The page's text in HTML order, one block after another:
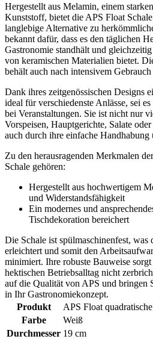
Hergestellt aus Melamin, einem
Kunststoff, bietet die APS Float
langlebige Alternative zu
bekannt dafür, dass es den täglichen
Gastronomie standhält und
von keramischen Materialien bietet.
behält auch nach intensivem
Dank ihres zeitgenössischen Designs
ideal für verschiedenste Anlässe, sei
bei Veranstaltungen. Sie ist nicht nur
Vorspeisen, Hauptgerichte, Salate
auch durch ihre einfache Handhabung
Zu den herausragenden Merkmalen
Schale gehören:
Hergestellt aus hochwertigem
und Widerstandsfähigkeit
Ein modernes und
Tischdekoration bereichert
Die Schale ist spülmaschinenfest,
erleichtert und somit den
minimiert. Ihre robuste Bauweise
hektischen Betriebsalltag nicht
auf die Qualität von APS und bringen
in Ihr Gastronomiekonzept.
Produkt
APS Float
Farbe
Weiß
Durchmesser 19 cm